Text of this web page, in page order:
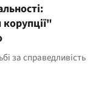
за справедливість